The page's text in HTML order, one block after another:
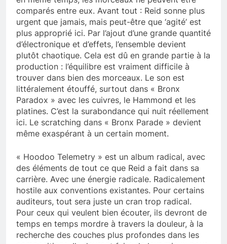
comparés entre eux. Avant tout : Reid sonne plus
urgent que jamais, mais peut-être que ‘agité’ est
plus approprié ici. Par l’ajout d’une grande quantité
d’électronique et d’effets, l’ensemble devient
plutôt chaotique. Cela est dû en grande partie à la
production : l’équilibre est vraiment difficile à
trouver dans bien des morceaux. Le son est
littéralement étouffé, surtout dans « Bronx
Paradox » avec les cuivres, le Hammond et les
platines. C’est la surabondance qui nuit réellement
ici. Le scratching dans « Bronx Parade » devient
même exaspérant à un certain moment.
« Hoodoo Telemetry » est un album radical, avec
des éléments de tout ce que Reid a fait dans sa
carrière. Avec une énergie radicale. Radicalement
hostile aux conventions existantes. Pour certains
auditeurs, tout sera juste un cran trop radical.
Pour ceux qui veulent bien écouter, ils devront de
temps en temps mordre à travers la douleur, à la
recherche des couches plus profondes dans les